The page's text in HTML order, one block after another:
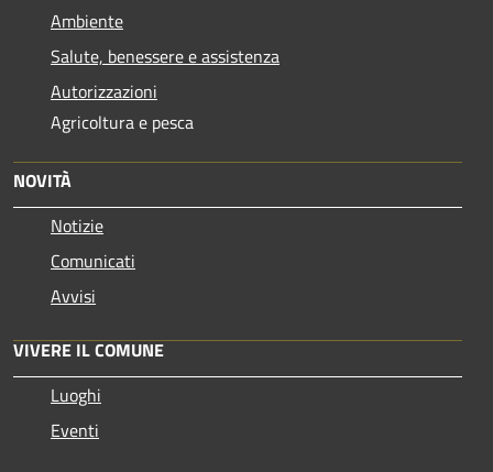
Ambiente
Salute, benessere e assistenza
Autorizzazioni
Agricoltura e pesca
NOVITÀ
Notizie
Comunicati
Avvisi
VIVERE IL COMUNE
Luoghi
Eventi